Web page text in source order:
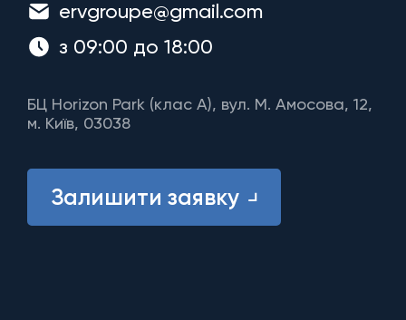
ervgroupe@gmail.com
з 09:00 до 18:00
БЦ Horizon Park (клас A), вул. М. Амосова, 12,
м. Київ, 03038
Залишити заявку